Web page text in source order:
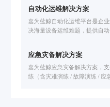
务中信建投、广州公交、福田
率，保障业务稳定运行。
自动化运维解决方案
嘉为蓝鲸自动化运维平台是企
决海量设备运维难题，提供自
话即运维，降本提效同时保障业
应急灾备解决方案
嘉为蓝鲸应急灾备解决方案，
练（含灾难演练 / 故障演练 / 应